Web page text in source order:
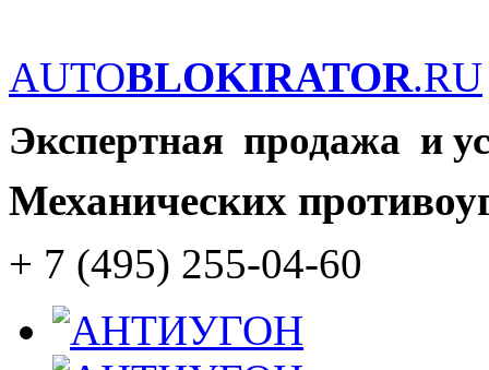
AUTOBLOKIRATOR.RU
Экспертная продажа и
Механических
+ 7 (495) 255-04-60